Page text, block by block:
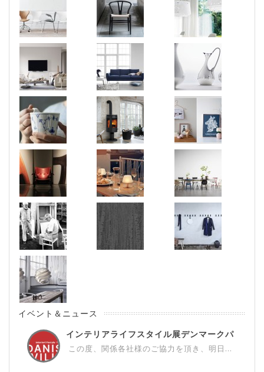
イベント＆ニュース
インテリアライフスタイル展デンマークパ
この度、関係各社様のご協力を頂き、明日...